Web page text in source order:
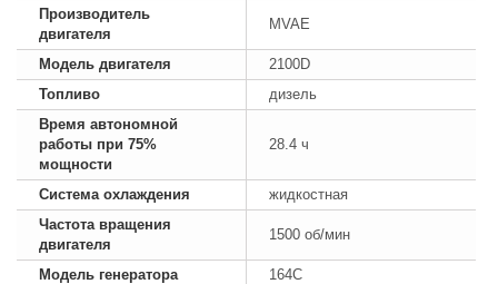
Производитель
двигателя
MVAE
Модель двигателя
2100D
Топливо
дизель
Время автономной
работы при 75%
мощности
28.4 ч
Система охлаждения
жидкостная
Частота вращения
двигателя
1500 об/мин
Модель генератора
164C